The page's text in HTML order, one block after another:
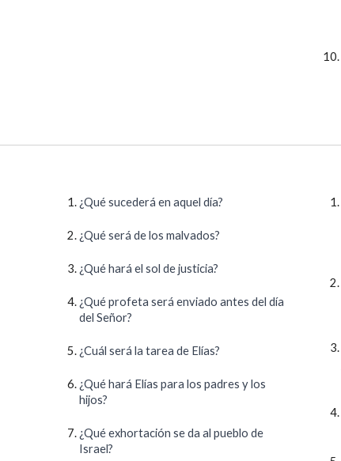
¿Qué sucederá en aquel día?
¿Qué será de los malvados?
¿Qué hará el sol de justicia?
¿Qué profeta será enviado antes del día
del Señor?
¿Cuál será la tarea de Elías?
¿Qué hará Elías para los padres y los
hijos?
¿Qué exhortación se da al pueblo de
Israel?